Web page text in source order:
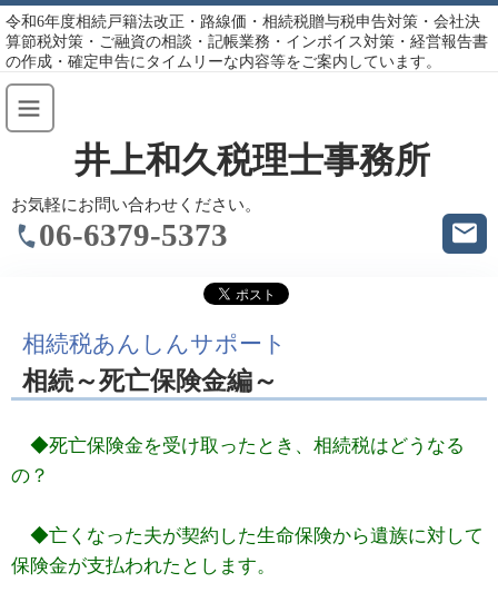
令和6年度相続戸籍法改正・路線価・相続税贈与税申告対策・会社決
算節税対策・ご融資の相談・記帳業務・インボイス対策・経営報告書
の作成・確定申告にタイムリーな内容等をご案内しています。
井上和久税理士事務所
お気軽にお問い合わせください。
06-6379-5373
相続税あんしんサポート
相続～死亡保険金編～
◆死亡保険金を受け取ったとき、相続税はどうなる
の？
◆亡くなった夫が契約した生命保険から遺族に対して
保険金が支払われたとします。